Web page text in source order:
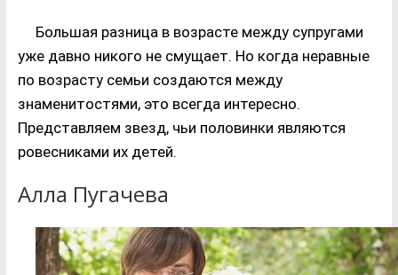
Большая разница в возрасте между супругами
уже давно никого не смущает. Но когда неравные
по возрасту семьи создаются между
знаменитостями, это всегда интересно.
Представляем звезд, чьи половинки являются
ровесниками их детей.
Алла Пугачева